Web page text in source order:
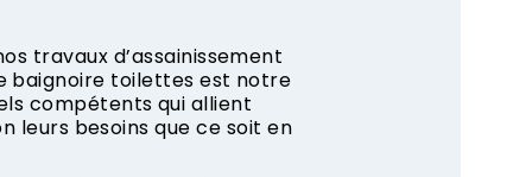
travaux d’assainissement
baignoire toilettes est notre
compétents qui allient
leurs besoins que ce soit en